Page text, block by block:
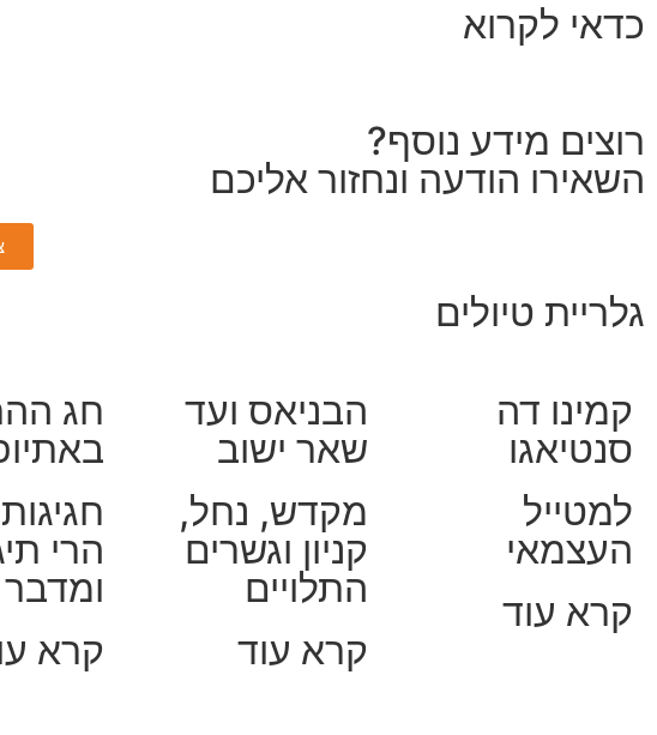
כדאי לקרוא
רוצים מידע נוסף?
השאירו הודעה ונחזור אליכם
גלריית טיולים
קמינו דה
סנטיאגו
למטייל
העצמאי
קרא עוד
הבניאס ועד
שאר ישוב
מקדש, נחל,
קניון וגשרים
התלויים
קרא עוד
חג
הרי
קרא